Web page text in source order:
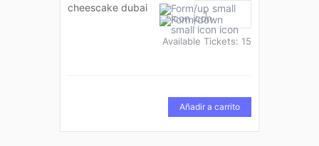
cheescake dubai
Available Tickets: 15
Añadir a carrito